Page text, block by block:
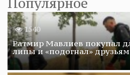
1540
Ратмир Мавлиев покупал
липы и «подогнал»